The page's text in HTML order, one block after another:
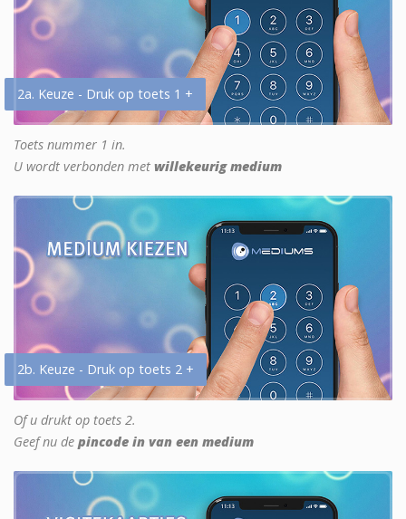
2a. Keuze - Druk op toets 1 +
Toets nummer 1 in.
U wordt verbonden met willekeurig medium
2b. Keuze - Druk op toets 2 +
Of u drukt op toets 2.
Geef nu de pincode in van een medium